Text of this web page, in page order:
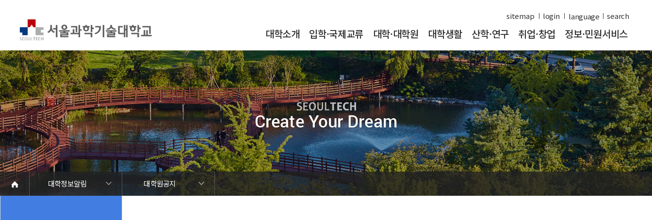
sitemap login search
대학소개 입학·국제교류 대학·대학원 대학생활 산학·연구 취업·창업 정보·민원서비스
대학정보알림
대학정보알림
정보공개
정보서비스안내
온라인민원센터
청렴행정
갑질신고센터
유실물 센터
SEOULTECH광장
대학원공지
대학공지사항
학사공지
장학공지
대학원공지
취업공지
대학입찰
채용정보
공모/외부행사
등록금심의위원회
코로나바이러스19 대응안내
재정위원회